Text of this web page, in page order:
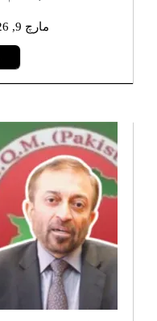
مارچ 9, 2026